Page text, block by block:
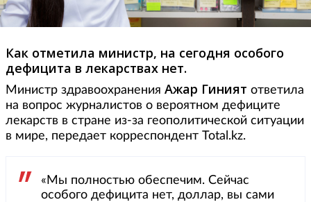
Как отметила министр, на сегодня особого
дефицита в лекарствах нет.
Министр здравоохранения Ажар Гиният ответила
на вопрос журналистов о вероятном дефиците
лекарств в стране из-за геополитической ситуации
в мире, передает корреспондент Total.kz.
«Мы полностью обеспечим. Сейчас
особого дефицита нет, доллар, вы сами